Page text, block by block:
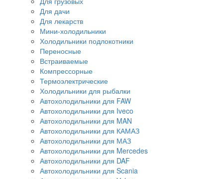
Для дачи
Для лекарств
Мини-холодильники
Холодильники подлокотники
Переносные
Встраиваемые
Компрессорные
Термоэлектрические
Холодильники для рыбалки
Автохолодильники для FAW
Автохолодильники для Iveco
Автохолодильники для MAN
Автохолодильники для КАМАЗ
Автохолодильники для МАЗ
Автохолодильники для Mercedes
Автохолодильники для DAF
Автохолодильники для Scania